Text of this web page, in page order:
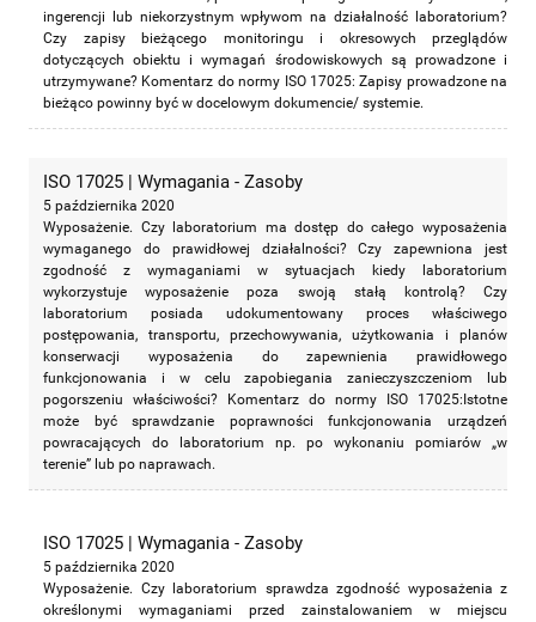
ingerencji lub niekorzystnym wpływom na działalność laboratorium?
Czy zapisy bieżącego monitoringu i okresowych przeglądów
dotyczących obiektu i wymagań środowiskowych są prowadzone i
utrzymywane? Komentarz do normy ISO 17025: Zapisy prowadzone na
bieżąco powinny być w docelowym dokumencie/ systemie.
ISO 17025 | Wymagania - Zasoby
5 października 2020
Wyposażenie. Czy laboratorium ma dostęp do całego wyposażenia
wymaganego do prawidłowej działalności? Czy zapewniona jest
zgodność z wymaganiami w sytuacjach kiedy laboratorium
wykorzystuje wyposażenie poza swoją stałą kontrolą? Czy
laboratorium posiada udokumentowany proces właściwego
postępowania, transportu, przechowywania, użytkowania i planów
konserwacji wyposażenia do zapewnienia prawidłowego
funkcjonowania i w celu zapobiegania zanieczyszczeniom lub
pogorszeniu właściwości? Komentarz do normy ISO 17025:Istotne
może być sprawdzanie poprawności funkcjonowania urządzeń
powracających do laboratorium np. po wykonaniu pomiarów „w
terenie” lub po naprawach.
ISO 17025 | Wymagania - Zasoby
5 października 2020
Wyposażenie. Czy laboratorium sprawdza zgodność wyposażenia z
określonymi wymaganiami przed zainstalowaniem w miejscu